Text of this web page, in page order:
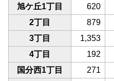
旭ケ丘1丁目
620
2丁目
879
3丁目
1,353
4丁目
192
国分西1丁目
271